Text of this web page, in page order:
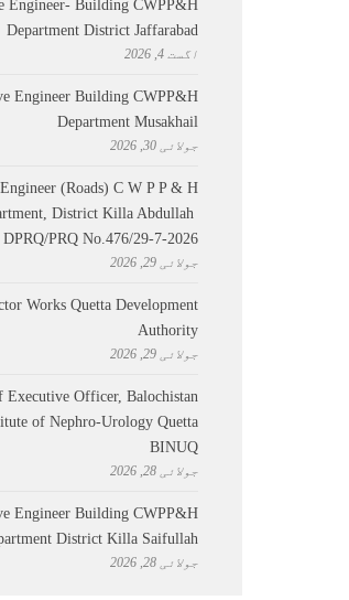
Engineer- Building CWPP&H
Department District Jaffarabad
اگست 4, 2026
Engineer Building CWPP&H
Department Musakhail
جولائی 30, 2026
(Roads) C W P P & H
District Killa Abdullah
DPRQ/PRQ No.476/29-7-2026
جولائی 29, 2026
Works Quetta Development
Authority
جولائی 29, 2026
Executive Officer, Balochistan
of Nephro-Urology Quetta
BINUQ
جولائی 28, 2026
Engineer Building CWPP&H
District Killa Saifullah
جولائی 28, 2026